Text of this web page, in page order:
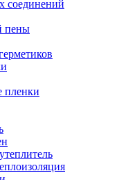
соединений
пены
пленки